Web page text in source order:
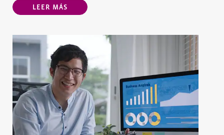
LEER MÁS